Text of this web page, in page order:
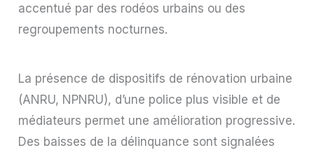
accentué par des rodéos urbains ou des
regroupements nocturnes.
La présence de dispositifs de rénovation urbaine
(ANRU, NPNRU), d’une police plus visible et de
médiateurs permet une amélioration progressive.
Des baisses de la délinquance sont signalées